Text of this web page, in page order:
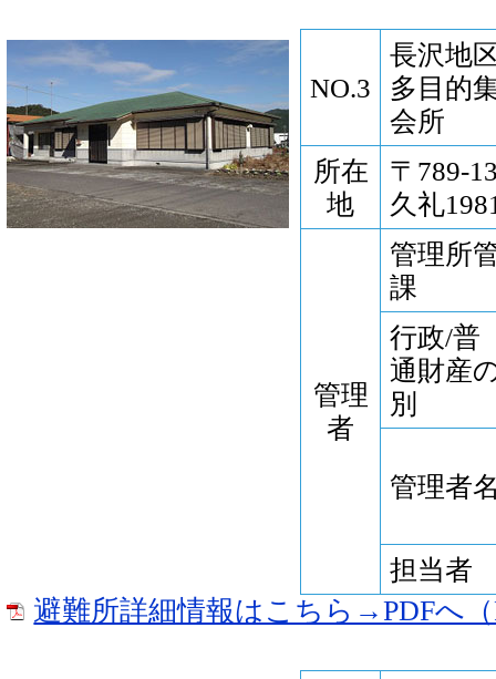
NO.3
長沢地
多目的
会所
所在
地
〒789-
久礼
管理
者
管理所
課
行政/普
通財産
別
管理者
担当者
避難所詳細情報はこちら→PDFへ（